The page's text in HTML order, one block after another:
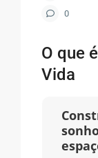
0
O que
Vida